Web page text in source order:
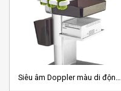
Wishlist
Siêu âm Doppler màu di động